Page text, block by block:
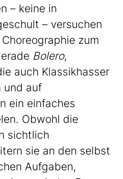
– keine in
– versuchen
zum
Bolero,
auch Klassikhasser
und auf
ein einfaches
Obwohl die
sichtlich
sie an den selbst
Aufgaben,